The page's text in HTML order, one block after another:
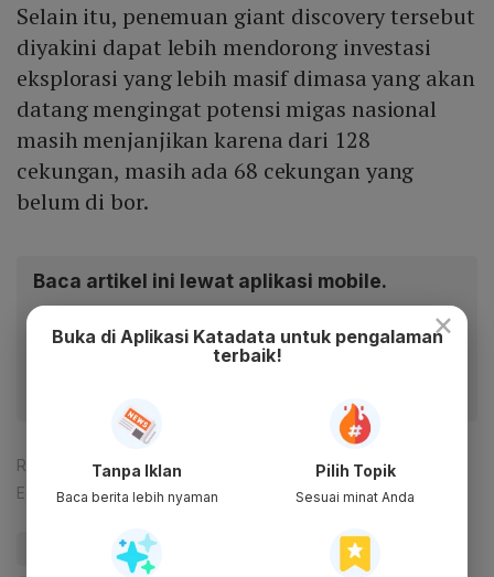
Selain itu, penemuan giant discovery tersebut
diyakini dapat lebih mendorong investasi
eksplorasi yang lebih masif dimasa yang akan
datang mengingat potensi migas nasional
masih menjanjikan karena dari 128
cekungan, masih ada 68 cekungan yang
belum di bor.
Baca artikel ini lewat aplikasi mobile.
Dapatkan pengalaman membaca lebih nyaman dan nikmati
fitur menarik lainnya lewat aplikasi mobile Katadata.
Reporter:
Mela Syaharani
Editor: Happy Fajrian
#Cadangan Gas #WK Migas
×
Buka di Aplikasi Katadata untuk pengalaman
terbaik!
Tanpa Iklan
Baca berita lebih nyaman
Pilih Topik
Sesuai minat Anda